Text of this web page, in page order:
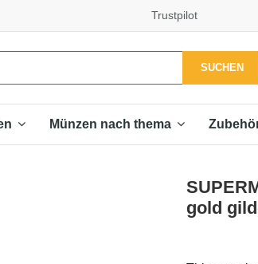
Trustpilot
SUCHEN
Münzen nach thema
gold